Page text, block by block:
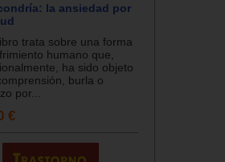
la ansiedad por
trata sobre una forma
humano que,
ha sido objeto
burla o
por...
€